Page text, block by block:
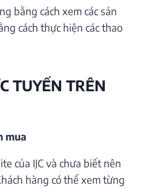
bằng cách xem các sản
cách thực hiện các thao
TUYẾN TRÊN
mua
của IJC và chưa biết nên
hàng có thể xem từng